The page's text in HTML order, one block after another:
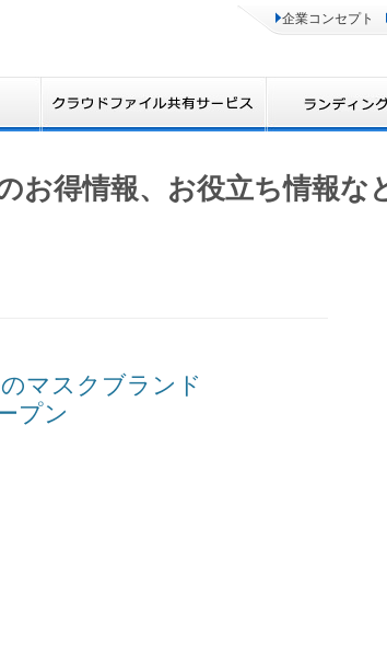
企業コンセプト
得情報、お役立ち情報な
マスクブランド
プン